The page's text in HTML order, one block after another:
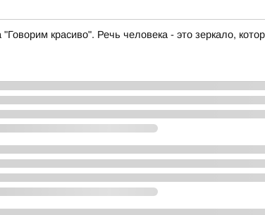
"Говорим красиво". Речь человека - это зеркало,